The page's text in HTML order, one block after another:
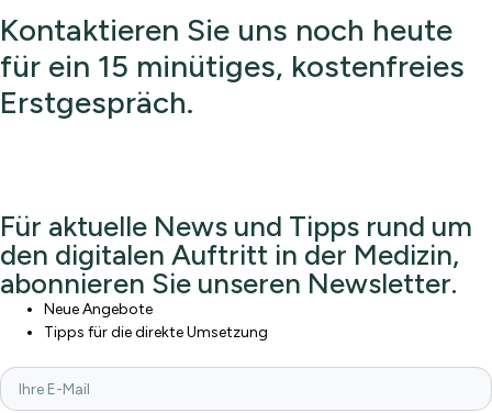
Kontaktieren Sie uns noch heute
für ein 15 minütiges, kostenfreies
Erstgespräch.
Für aktuelle News und Tipps rund um
den digitalen Auftritt in der Medizin,
abonnieren Sie unseren Newsletter.
Neue Angebote
Tipps für die direkte Umsetzung